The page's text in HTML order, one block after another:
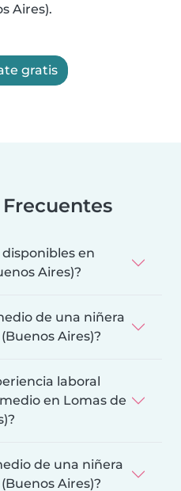
Aires).
gratis
en
Aires)?
de una niñera
Aires)?
laboral
en Lomas de
de una niñera
Aires)?